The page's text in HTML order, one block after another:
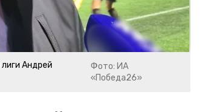
Андрей
Фото: ИА
«Победа26»